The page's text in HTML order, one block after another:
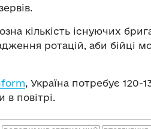
кількість існуючих
ротацій, аби бійці
, Україна потребує 120-
в повітрі.